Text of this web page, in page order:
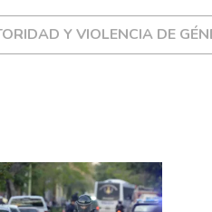
Y VIOLENCIA DE